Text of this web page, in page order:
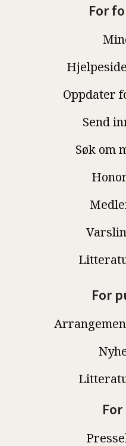
For
Oppdater
Send
Søk om
For